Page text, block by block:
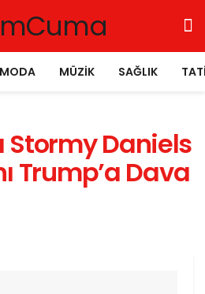
MODA MÜZIK SAĞLIK
Stormy Daniels
Trump’a Dava